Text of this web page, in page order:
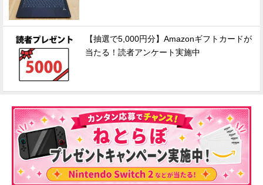
【抽選で5,000円分】Amazonギフトカードが
当たる！読者アンケート実施中